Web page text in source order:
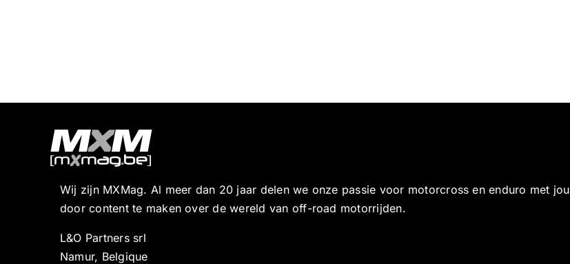
Wij zijn MXMag. Al meer dan 20 jaar delen we onze passie voor motorcross en enduro met jou
door content te maken over de wereld van off-road motorrijden.
L&O Partners srl
Namur, Belgique